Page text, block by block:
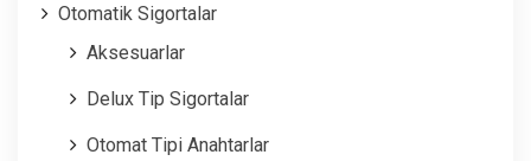
Otomatik Sigortalar
Aksesuarlar
Delux Tip Sigortalar
Otomat Tipi Anahtarlar